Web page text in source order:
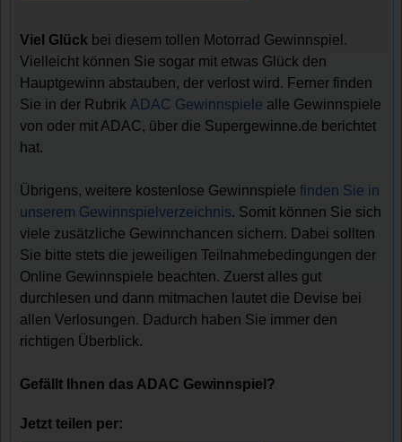
Viel Glück bei diesem tollen Motorrad Gewinnspiel.
Vielleicht können Sie sogar mit etwas Glück den
Hauptgewinn abstauben, der verlost wird. Ferner finden
Sie in der Rubrik ADAC Gewinnspiele alle Gewinnspiele
von oder mit ADAC, über die Supergewinne.de berichtet
hat.
Übrigens, weitere kostenlose Gewinnspielefinden Sie in
unserem Gewinnspielverzeichnis. Somit können Sie sich
viele zusätzliche Gewinnchancen sichern. Dabei sollten
Sie bitte stets die jeweiligen Teilnahmebedingungen der
Online Gewinnspiele beachten. Zuerst alles gut
durchlesen und dann mitmachen lautet die Devise bei
allen Verlosungen. Dadurch haben Sie immer den
richtigen Überblick.
Gefällt Ihnen das ADAC Gewinnspiel?
Jetzt teilen per: